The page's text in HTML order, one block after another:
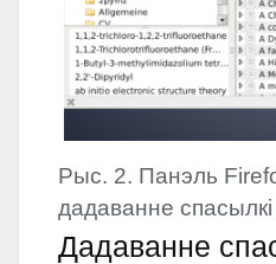
Рыс. 2. Панэль
дадаванне
Дадаванне